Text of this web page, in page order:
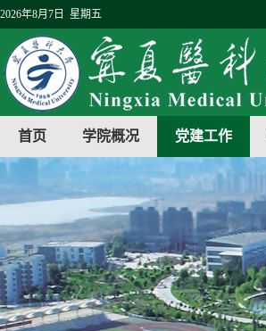
2026年8月7日 星期五
首页 学院概况 党建工作